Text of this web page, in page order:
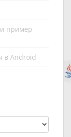
пример
в Android